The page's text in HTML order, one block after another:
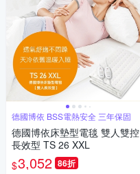
德國博依 BSS電熱安全 三年保固
德國博依床墊型電毯 雙人雙控
長效型 TS 26 XXL
$3,052 86折